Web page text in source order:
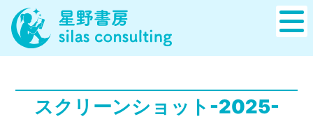
スクリーンショット-2025-